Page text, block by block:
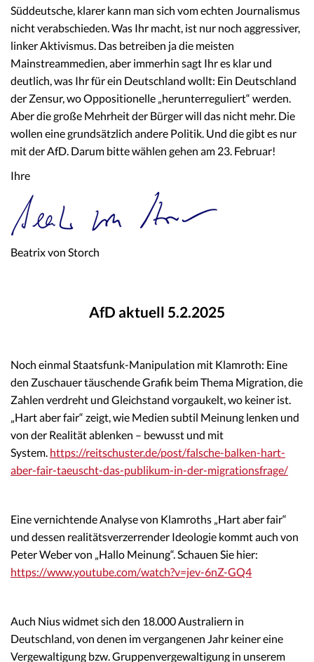
Süddeutsche, klarer kann man sich vom echten Journalismus
nicht verabschieden. Was Ihr macht, ist nur noch aggressiver,
linker Aktivismus. Das betreiben ja die meisten
Mainstreammedien, aber immerhin sagt Ihr es klar und
deutlich, was Ihr für ein Deutschland wollt: Ein Deutschland
der Zensur, wo Oppositionelle „herunterreguliert“ werden.
Aber die große Mehrheit der Bürger will das nicht mehr. Die
wollen eine grundsätzlich andere Politik. Und die gibt es nur
mit der AfD. Darum bitte wählen gehen am 23. Februar!
Ihre
Beatrix von Storch
AfD aktuell 5.2.2025
Noch einmal Staatsfunk-Manipulation mit Klamroth: Eine
den Zuschauer täuschende Grafik beim Thema Migration, die
Zahlen verdreht und Gleichstand vorgaukelt, wo keiner ist.
„Hart aber fair“ zeigt, wie Medien subtil Meinung lenken und
von der Realität ablenken – bewusst und mit
System. https://reitschuster.de/post/falsche-balken-hart-
aber-fair-taeuscht-das-publikum-in-der-migrationsfrage/
Eine vernichtende Analyse von Klamroths „Hart aber fair“
und dessen realitätsverzerrender Ideologie kommt auch von
Peter Weber von „Hallo Meinung“. Schauen Sie hier:
https://www.youtube.com/watch?v=jev-6nZ-GQ4
Auch Nius widmet sich den 18.000 Australiern in
Deutschland, von denen im vergangenen Jahr keiner eine
Vergewaltigung bzw. Gruppenvergewaltigung in unserem